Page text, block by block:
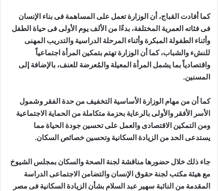
كما أفادت القباج، أن الوزارة تعمل على المساهمة فى بناء الإنسان
فى فئاته العمرية المختلفة، بدءًا من الألف يوم الأولى فى حياة الطفل
وأثناء الطفولة المبكرة وأثناء المرحلة الدراسية والتدريب المهنى
للنشء والشباب، كما أن الوزارة تهتم بتمكين المرأة اجتماعياً
واقتصادياً بما يشمل المرأة المعيلة والمُعرضة للعنف، بالإضافة إلى
المسنين.
كما أن من مهام الوزارة الأساسية التخفيف من حدة الفقر وشمول
الأسر الأفقر والأولى بالرعاية بحزمة متكاملة من الحماية الاجتماعية
ومن التمكين الاقتصادى والعمل على تحسين جودة الحياة مما
يستدعى الحد من الزيادة السكانية وتحسين خصائص السكان.
جاء ذلك خلال حضورها مناقشة لجنة الصحة والسكان بمجلس الشيوخ
مع هيئة مكتب لجنة حقوق الإنسان والتضامن الاجتماعى الدراسة
المقدمة من النائبة سهير عبد السلام بشأن الزيادة السكانية فى مصر